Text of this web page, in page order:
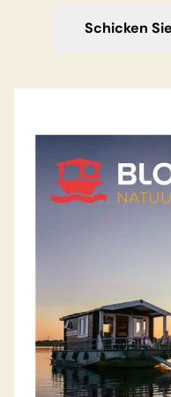
Natur & Ruhe
Biesbosch
vielleicht das
Noch nie war
Lesen
Genießen Sie
unberührte
gemütlichen